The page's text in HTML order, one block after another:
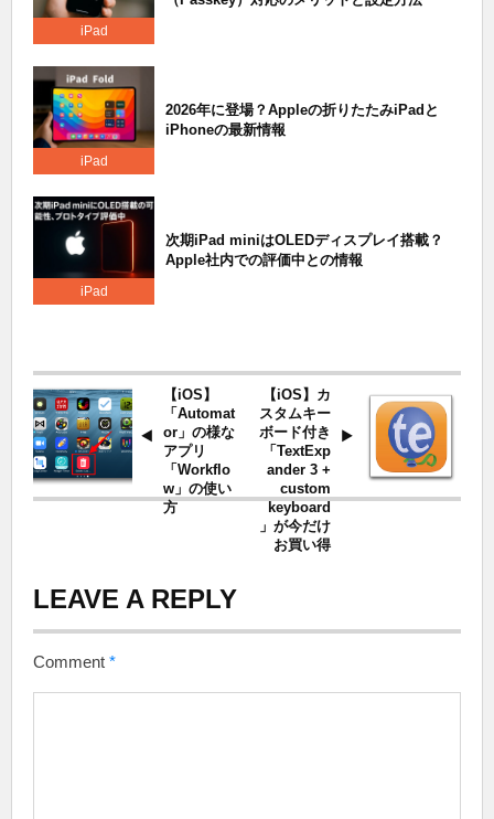
iPad
iPad
2026年に登場？Appleの折りたたみiPadと
iPhoneの最新情報
iPad
次期iPad miniはOLEDディスプレイ搭載？
Apple社内での評価中との情報
【iOS】
「Automat
or」の様な
アプリ
「Workflo
w」の使い
方
【iOS】カ
スタムキー
ボード付き
「TextExp
ander 3 +
custom
keyboard
」が今だけ
お買い得
LEAVE A REPLY
Comment *